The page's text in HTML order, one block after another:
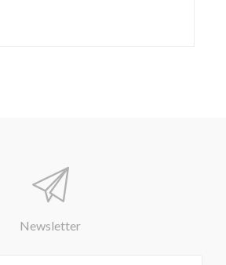
Newsletter